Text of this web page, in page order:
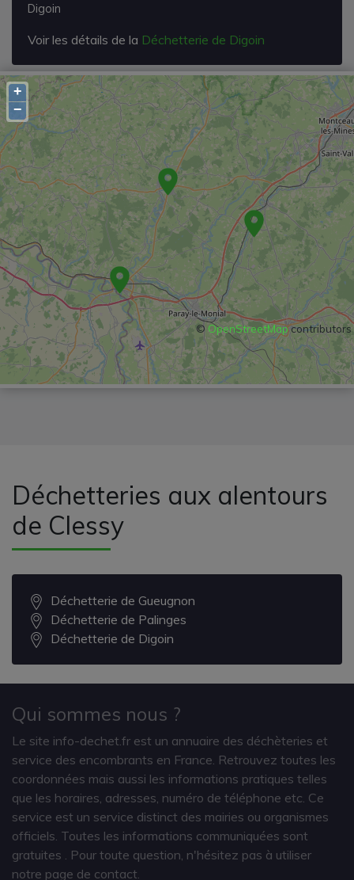
Digoin
Voir les détails de la Déchetterie de Digoin
+
−
© OpenStreetMapcontributors
Déchetteries aux alentours
de Clessy
Déchetterie de Gueugnon
Déchetterie de Palinges
Déchetterie de Digoin
Qui sommes nous ?
Le site info-dechet.fr est un annuaire des déchèteries et
service des encombrants en France. Retrouvez toutes les
coordonnées mais aussi les informations pratiques telles
que les horaires, adresses, numéro de téléphone etc. Ce
service est un service distinct des mairies ou organismes
officiels. Toutes les informations communiquées sont
gratuites
. Pour toute question, n'hésitez pas à utiliser
notre page de contact.